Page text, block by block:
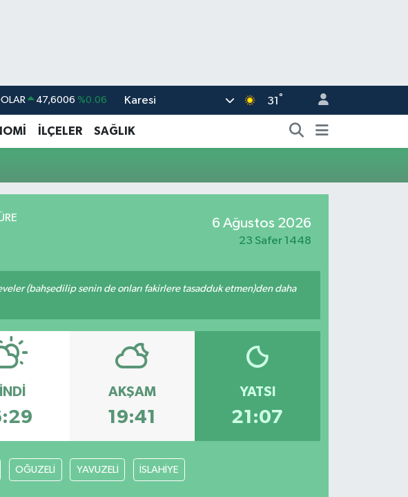
47,6006 %0.06
EURO 55,0250 %0.02
64,2398 %0.2
Karesi 31 °
İLÇELER SAĞLIK
6 Ağustos 2026
23 Safer 1448
(bahşedilip senin de onları fakirlere tasadduk etmen)den daha
AKŞAM
19:41
YATSI
21:07
OĞUZELİ YAVUZELİ İSLAHİYE